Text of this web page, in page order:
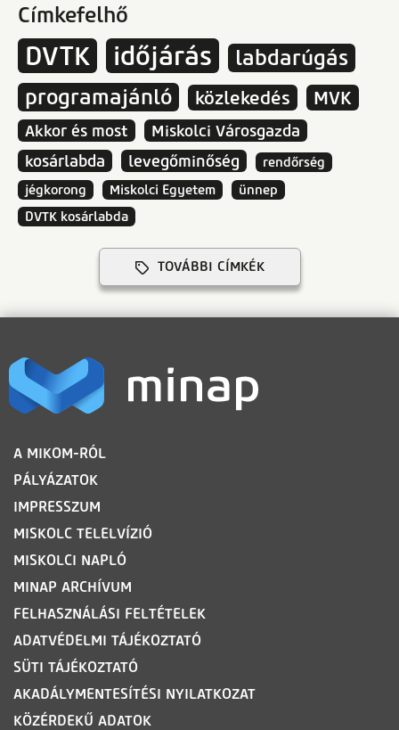
Címkefelhő
DVTK időjárás
labdarúgás
programajánló
közlekedés MVK
Akkor és most
Miskolci Városgazda
kosárlabda
levegőminőség
rendőrség
jégkorong
Miskolci Egyetem
ünnep
DVTK kosárlabda
TOVÁBBI CÍMKÉK
LÁBLÉC
A MIKOM-RÓL
PÁLYÁZATOK
IMPRESSZUM
MISKOLC TELELVÍZIÓ
MISKOLCI NAPLÓ
MINAP ARCHÍVUM
FELHASZNÁLÁSI FELTÉTELEK
ADATVÉDELMI TÁJÉKOZTATÓ
SÜTI TÁJÉKOZTATÓ
AKADÁLYMENTESÍTÉSI NYILATKOZAT
KÖZÉRDEKŰ ADATOK